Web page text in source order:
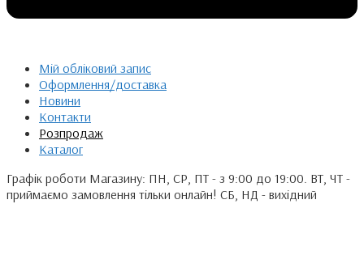
Мій обліковий запис
Оформлення/доставка
Новини
Контакти
Розпродаж
Каталог
Графік роботи Магазину: ПН, СР, ПТ - з 9:00 до 19:00. ВТ, ЧТ -
приймаємо замовлення тільки онлайн! СБ, НД - вихідний